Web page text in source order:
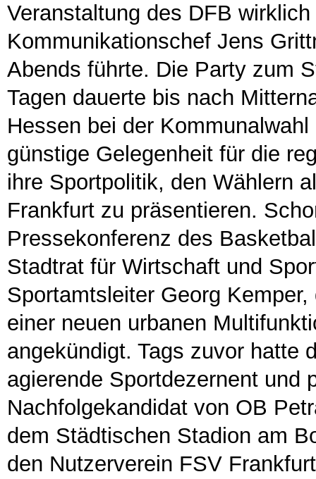
Veranstaltung des DFB
Kommunikationschef Jens
Abends führte. Die Party zum
Tagen dauerte bis nach
Hessen bei der
günstige Gelegenheit für die
ihre Sportpolitik, den Wählern
Frankfurt zu präsentieren.
Pressekonferenz des
Stadtrat für Wirtschaft und
Sportamtsleiter Georg
einer neuen urbanen
angekündigt. Tags zuvor hatte
agierende Sportdezernent und
Nachfolgekandidat von OB
dem Städtischen Stadion am
den Nutzerverein FSV